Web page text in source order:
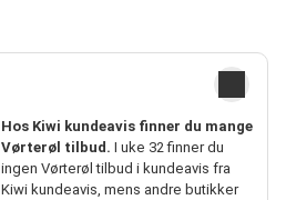
Hos Kiwi kundeavis finner du mange
Vørterøl tilbud. I uke 32 finner du
ingen Vørterøl tilbud i kundeavis fra
Kiwi kundeavis, mens andre butikker